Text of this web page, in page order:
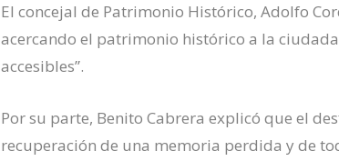
El concejal de Patrimonio Histórico, Adolfo
acercando el patrimonio histórico a la
accesibles”.
Por su parte, Benito Cabrera explicó que el
recuperación de una memoria perdida y de